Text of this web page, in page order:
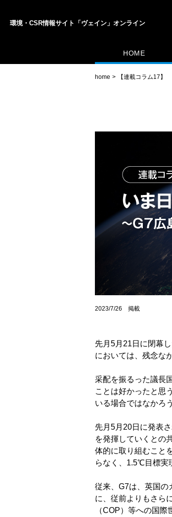
環境・CSR情報サイト「ヴェイン」オンライン
HOME
home 【連載コラム17
2023/7/26 掲載
先月5月21日に閉幕
においては、残念な
采配を振るった議長
ことは好かったと思
いる場合ではなかろう
先月5月20日に発表
を発揮していくとの
体的に取り組むこと
らなく、1.5℃目標実
従来、G7は、英国の
に、従前よりもさら
（COP）等への国